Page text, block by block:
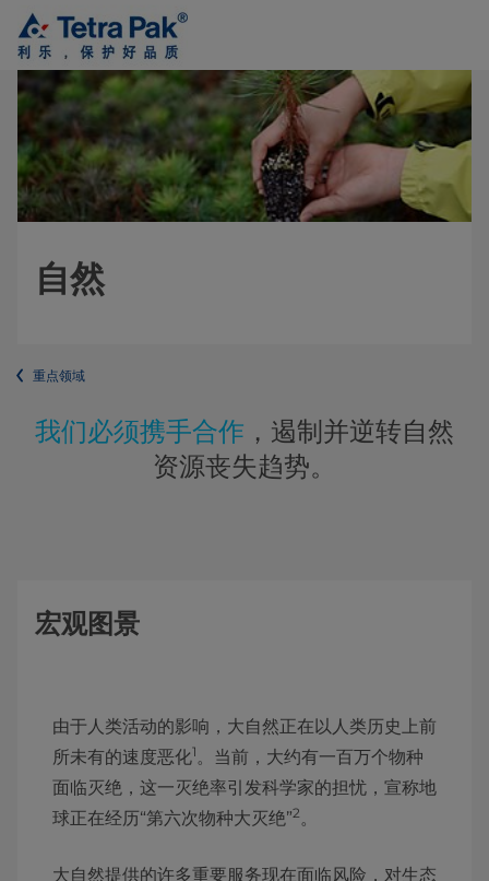
自然
重点领域
我们必须携手合作 ，遏制并逆转自然
资源丧失趋势。
宏观图景
由于人类活动的影响，大自然正在以人类历史上前
所未有的速度恶化1。当前，大约有一百万个物种
面临灭绝，这一灭绝率引发科学家的担忧，宣称地
球正在经历“第六次物种大灭绝”2。
大自然提供的许多重要服务现在面临风险，对生态